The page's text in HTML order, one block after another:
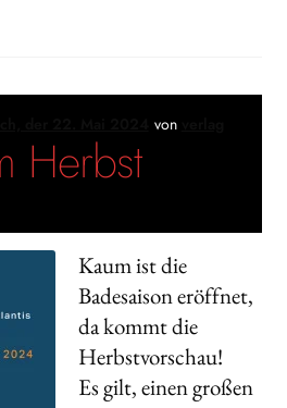
von
Herbst
Kaum ist die
Badesaison eröffnet,
da kommt die
Herbstvorschau!
Es gilt, einen großen